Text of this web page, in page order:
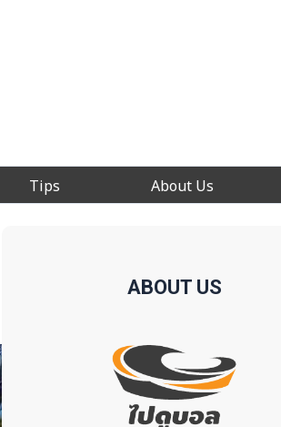
Tips About Us
ABOUT US